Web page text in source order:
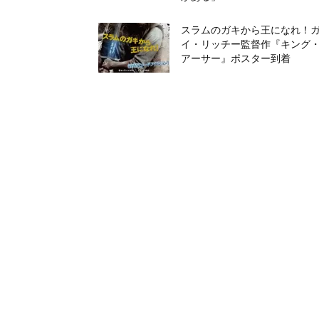
スラムのガキから王になれ！
イ・リッチー監督作『キング
アーサー』ポスター到着